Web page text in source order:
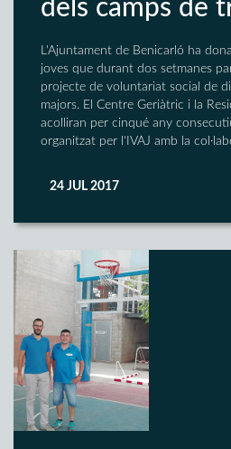
dels camps de
L'Ajuntament de Benicarló ha
joves que durant dos setmanes
projecte de voluntariat social de
majors. El Centre Geriàtric i la
acolliran per cinqué any
organitzat per l'IVAJ amb la
24 JUL 2017